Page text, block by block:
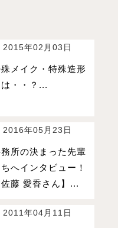
2015年02月03日
メイク・特殊造形
は・・？...
2016年05月23日
所の決まった先輩
へインタビュー！
佐藤 愛香さん】...
2011年04月11日